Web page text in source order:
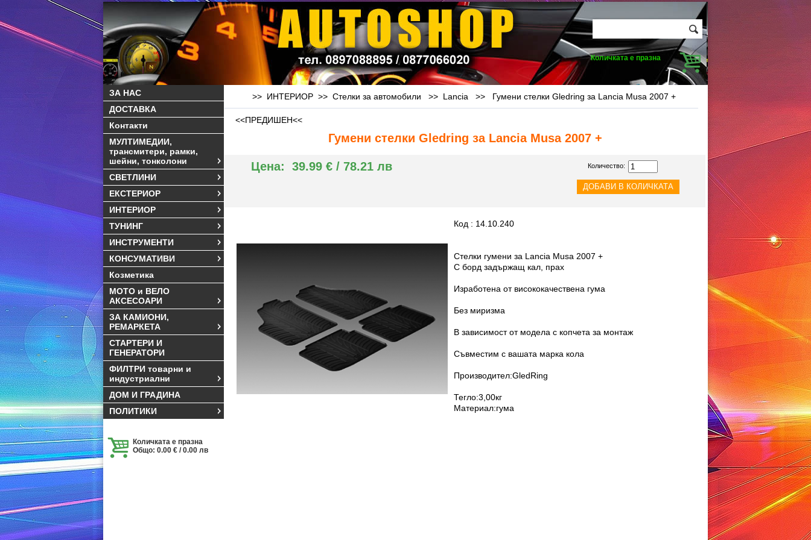
Количката е празна
ЗА НАС
ДОСТАВКА
Контакти
МУЛТИМЕДИИ,
трансмитери, рамки,
шейни, тонколони
СВЕТЛИНИ
ЕКСТЕРИОР
ИНТЕРИОР
ТУНИНГ
ИНСТРУМЕНТИ
КОНСУМАТИВИ
Козметика
МОТО и ВЕЛО
АКСЕСОАРИ
ЗА КАМИОНИ,
РЕМАРКЕТА
СТАРТЕРИ И
ГЕНЕРАТОРИ
ФИЛТРИ товарни и
индустриални
ДОМ И ГРАДИНА
ПОЛИТИКИ
Количката е празна
Общо: 0.00 € / 0.00 лв
>> ИНТЕРИОР >> Стелки за автомобили >> Lancia >> Гумени стелки Gledring за Lancia Musa 2007 +
<<ПРЕДИШЕН<<
Гумени стелки Gledring за Lancia Musa 2007 +
Цена: 39.99 € / 78.21 лв Количество:
Код : 14.10.240
Стелки гумени за Lancia Musa 2007 +
С борд задържащ кал, прах
Изработена от висококачествена гума
Без миризма
В зависимост от модела с копчета за монтаж
Съвместим с вашата марка кола
Производител:GledRing
Тегло:3,00кг
Материал:гума